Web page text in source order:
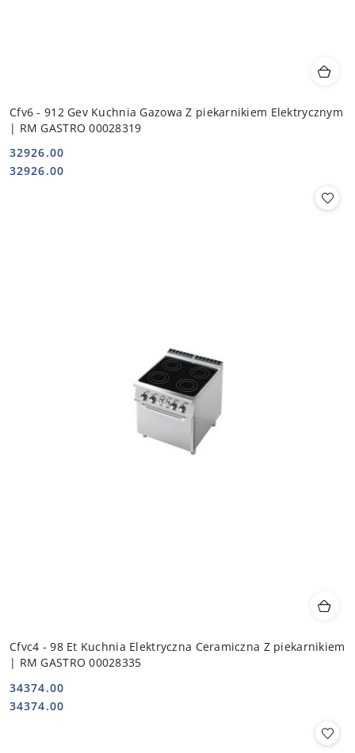
Cfv6 - 912 Gev Kuchnia Gazowa Z piekarnikiem Elektrycznym
| RM GASTRO 00028319
Cena:
32926.00
Cena:
32926.00
Cfvc4 - 98 Et Kuchnia Elektryczna Ceramiczna Z piekarnikiem
| RM GASTRO 00028335
Cena:
34374.00
Cena:
34374.00